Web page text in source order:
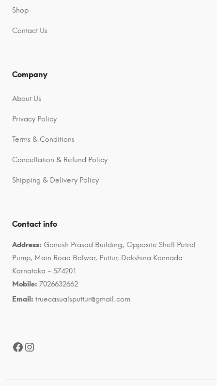
Shop
Contact Us
Company
About Us
Privacy Policy
Terms & Conditions
Cancellation & Refund Policy
Shipping & Delivery Policy
Contact info
Address: Ganesh Prasad Building, Opposite Shell Petrol
Pump, Main Road Bolwar, Puttur, Dakshina Kannada
Karnataka - 574201
Mobile: 7026632662
Email: truecasualsputtur@gmail.com
Facebook
Instagram